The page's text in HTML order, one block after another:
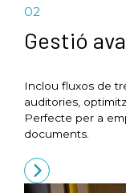
02
Gestió
Inclou fluxos de
auditories,
Perfecte per a
documents.